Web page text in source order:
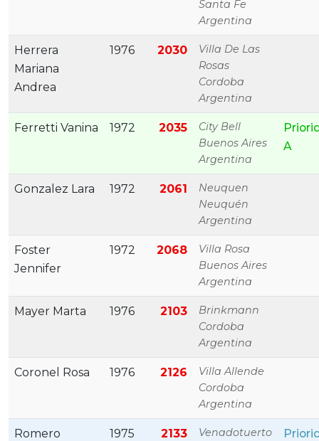
Santa Fe
Argentina
Herrera
Mariana
Andrea
1976 2030
Villa De Las
Rosas
Cordoba
Argentina
Ferretti Vanina 1972 2035
City Bell
Buenos Aires
Argentina
A
Gonzalez Lara 1972 2061
Neuquen
Neuquén
Argentina
Foster
Jennifer
1972 2068
Villa Rosa
Buenos Aires
Argentina
Mayer Marta 1976 2103
Brinkmann
Cordoba
Argentina
Coronel Rosa 1976 2126
Villa Allende
Cordoba
Argentina
Romero
1975 2133
Venadotuerto